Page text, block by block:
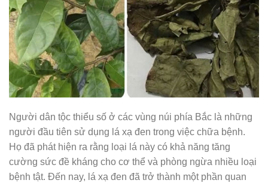
Người dân tộc thiểu số ở các vùng núi phía Bắc là những
người đầu tiên sử dụng lá xạ đen trong việc chữa bệnh.
Họ đã phát hiện ra rằng loại lá này có khả năng tăng
cường sức đề kháng cho cơ thể và phòng ngừa nhiều loại
bệnh tật. Đến nay, lá xạ đen đã trở thành một phần quan